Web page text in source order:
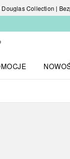
Collection |